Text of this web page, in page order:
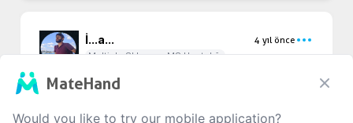
İ...a...
4 yıl önce
Multiple Skleroz - MS Hastalığı
Allah şifalar versin
Translate
MateHand
Would you like to try our mobile application?